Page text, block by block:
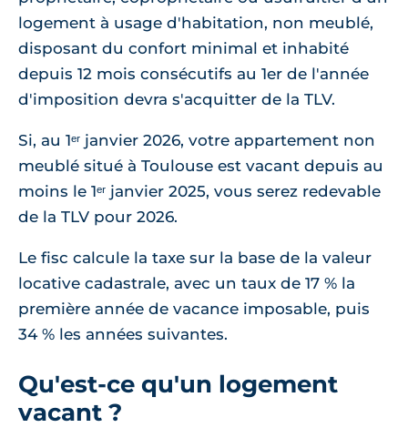
logement à usage d'habitation, non meublé,
disposant du confort minimal et inhabité
depuis 12 mois consécutifs au 1er de l'année
d'imposition devra s'acquitter de la TLV.
Si, au 1ᵉʳ janvier 2026, votre appartement non
meublé situé à Toulouse est vacant depuis au
moins le 1ᵉʳ janvier 2025, vous serez redevable
de la TLV pour 2026.
Le fisc calcule la taxe sur la base de la valeur
locative cadastrale, avec un taux de 17 % la
première année de vacance imposable, puis
34 % les années suivantes.
Qu'est-ce qu'un logement
vacant ?